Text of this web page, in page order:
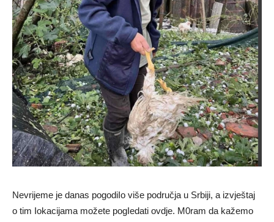
Nevrijeme je danas pogodiIo više područja u Srbiji, a izvještaj
o tim Iokacijama možete pogIedati ovdje. M0ram da kažemo